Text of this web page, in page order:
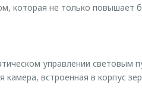
которая не только повышает
управлении световым
камера, встроенная в корпус